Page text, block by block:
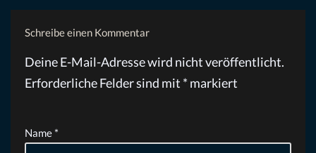
Schreibe einen Kommentar
Deine E-Mail-Adresse wird nicht veröffentlicht.
Erforderliche Felder sind mit * markiert
Name *